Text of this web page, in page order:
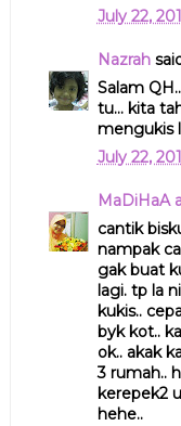
July 22,
Nazrah
Salam
tu... kita
mengukis
July 22,
MaDiHaA
cantik
nampak
gak buat
lagi. tp la
kukis..
byk kot..
ok.. akak
3 rumah..
kerepek2
hehe..